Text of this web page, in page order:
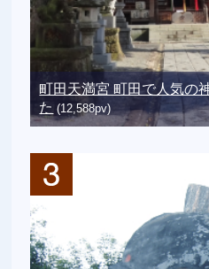
町田天満宮 町田で人気の
た (12,588pv)